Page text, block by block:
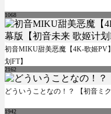
1068
初音MIKU甜美恶魔【4K-歌姬PV
划FT】
2162
どういうことなの！？ 【初音ミ
1942